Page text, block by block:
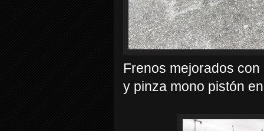
Frenos mejorados
y pinza mono pistón